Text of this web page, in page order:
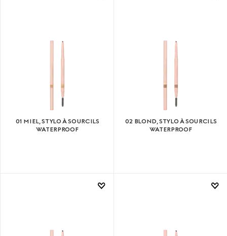
01 MIEL, STYLO À SOURCILS
WATERPROOF
02 BLOND, STYLO À SOURCILS
WATERPROOF